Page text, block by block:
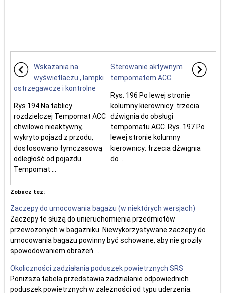
Wskazania na
wyświetlaczu , lampki
ostrzegawcze i kontrolne
Rys 194 Na tablicy
rozdzielczej Tempomat ACC
chwilowo nieaktywny,
wykryto pojazd z przodu,
dostosowano tymczasową
odległość od pojazdu.
Tempomat ...
Sterowanie aktywnym
tempomatem ACC
Rys. 196 Po lewej stronie
kolumny kierownicy: trzecia
dźwignia do obsługi
tempomatu ACC. Rys. 197 Po
lewej stronie kolumny
kierownicy: trzecia dźwignia
do ...
Zobacz tez:
Zaczepy do umocowania bagażu (w niektórych wersjach)
Zaczepy te służą do unieruchomienia przedmiotów
przewożonych w bagażniku. Niewykorzystywane zaczepy do
umocowania bagażu powinny być schowane, aby nie groziły
spowodowaniem obrażeń. ...
Okoliczności zadziałania poduszek powietrznych SRS
Poniższa tabela przedstawia zadziałanie odpowiednich
poduszek powietrznych w zależności od typu uderzenia.